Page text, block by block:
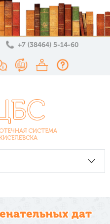
+7 (38464) 5-14-60
дат